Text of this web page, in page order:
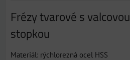
Frézy tvarové s valcovou
stopkou
Materiál: rýchlorezná ocel HSS